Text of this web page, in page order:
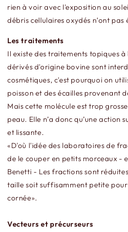
rien à voir avec l'exposition au
débris cellulaires oxydés n’ont pas
Les traitements
Il existe des traitements topiques
dérivés d'origine bovine sont
cosmétiques, c'est pourquoi on
poisson et des écailles provenant
Mais cette molécule est trop
peau. Elle n’a donc qu’une action
et lissante.
«D'où l'idée des laboratoires de
de le couper en petits morceaux -
Benetti - Les fractions sont
taille soit suffisamment petite
cornée».
Vecteurs et précurseurs